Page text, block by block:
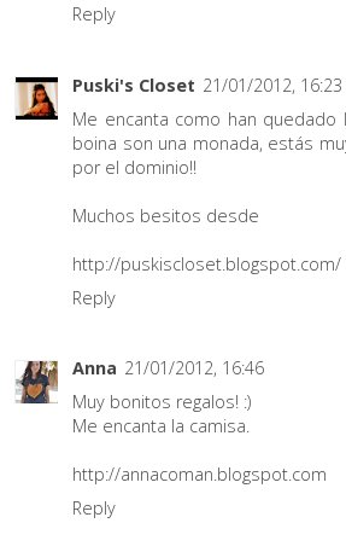
Reply
Puski's Closet 21/01/2012, 16:23
Me encanta como han quedado
boina son una monada, estás
por el dominio!!
Muchos besitos desde
http://puskiscloset.blogspot.com/
Reply
Anna 21/01/2012, 16:46
Muy bonitos regalos! :)
Me encanta la camisa.
http://annacoman.blogspot.com
Reply